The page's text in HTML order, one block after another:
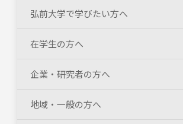
弘前大学で学びたい方へ
在学生の方へ
企業・研究者の方へ
地域・一般の方へ